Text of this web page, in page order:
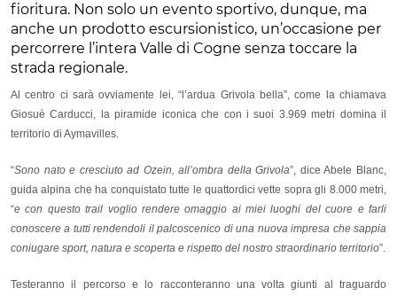
fioritura. Non solo un evento sportivo, dunque, ma
anche un prodotto escursionistico, un’occasione per
percorrere l’intera Valle di Cogne senza toccare la
strada regionale.
Al centro ci sarà ovviamente lei, “l’ardua Grivola bella”, come la chiamava
Giosuè Carducci, la piramide iconica che con i suoi 3.969 metri domina il
territorio di Aymavilles.
“Sono nato e cresciuto ad Ozein, all’ombra della Grivola”, dice Abele Blanc,
guida alpina che ha conquistato tutte le quattordici vette sopra gli 8.000 metri,
“e con questo trail voglio rendere omaggio ai miei luoghi del cuore e farli
conoscere a tutti rendendoli il palcoscenico di una nuova impresa che sappia
coniugare sport, natura e scoperta e rispetto del nostro straordinario territorio”.
Testeranno il percorso e lo racconteranno una volta giunti al traguardo